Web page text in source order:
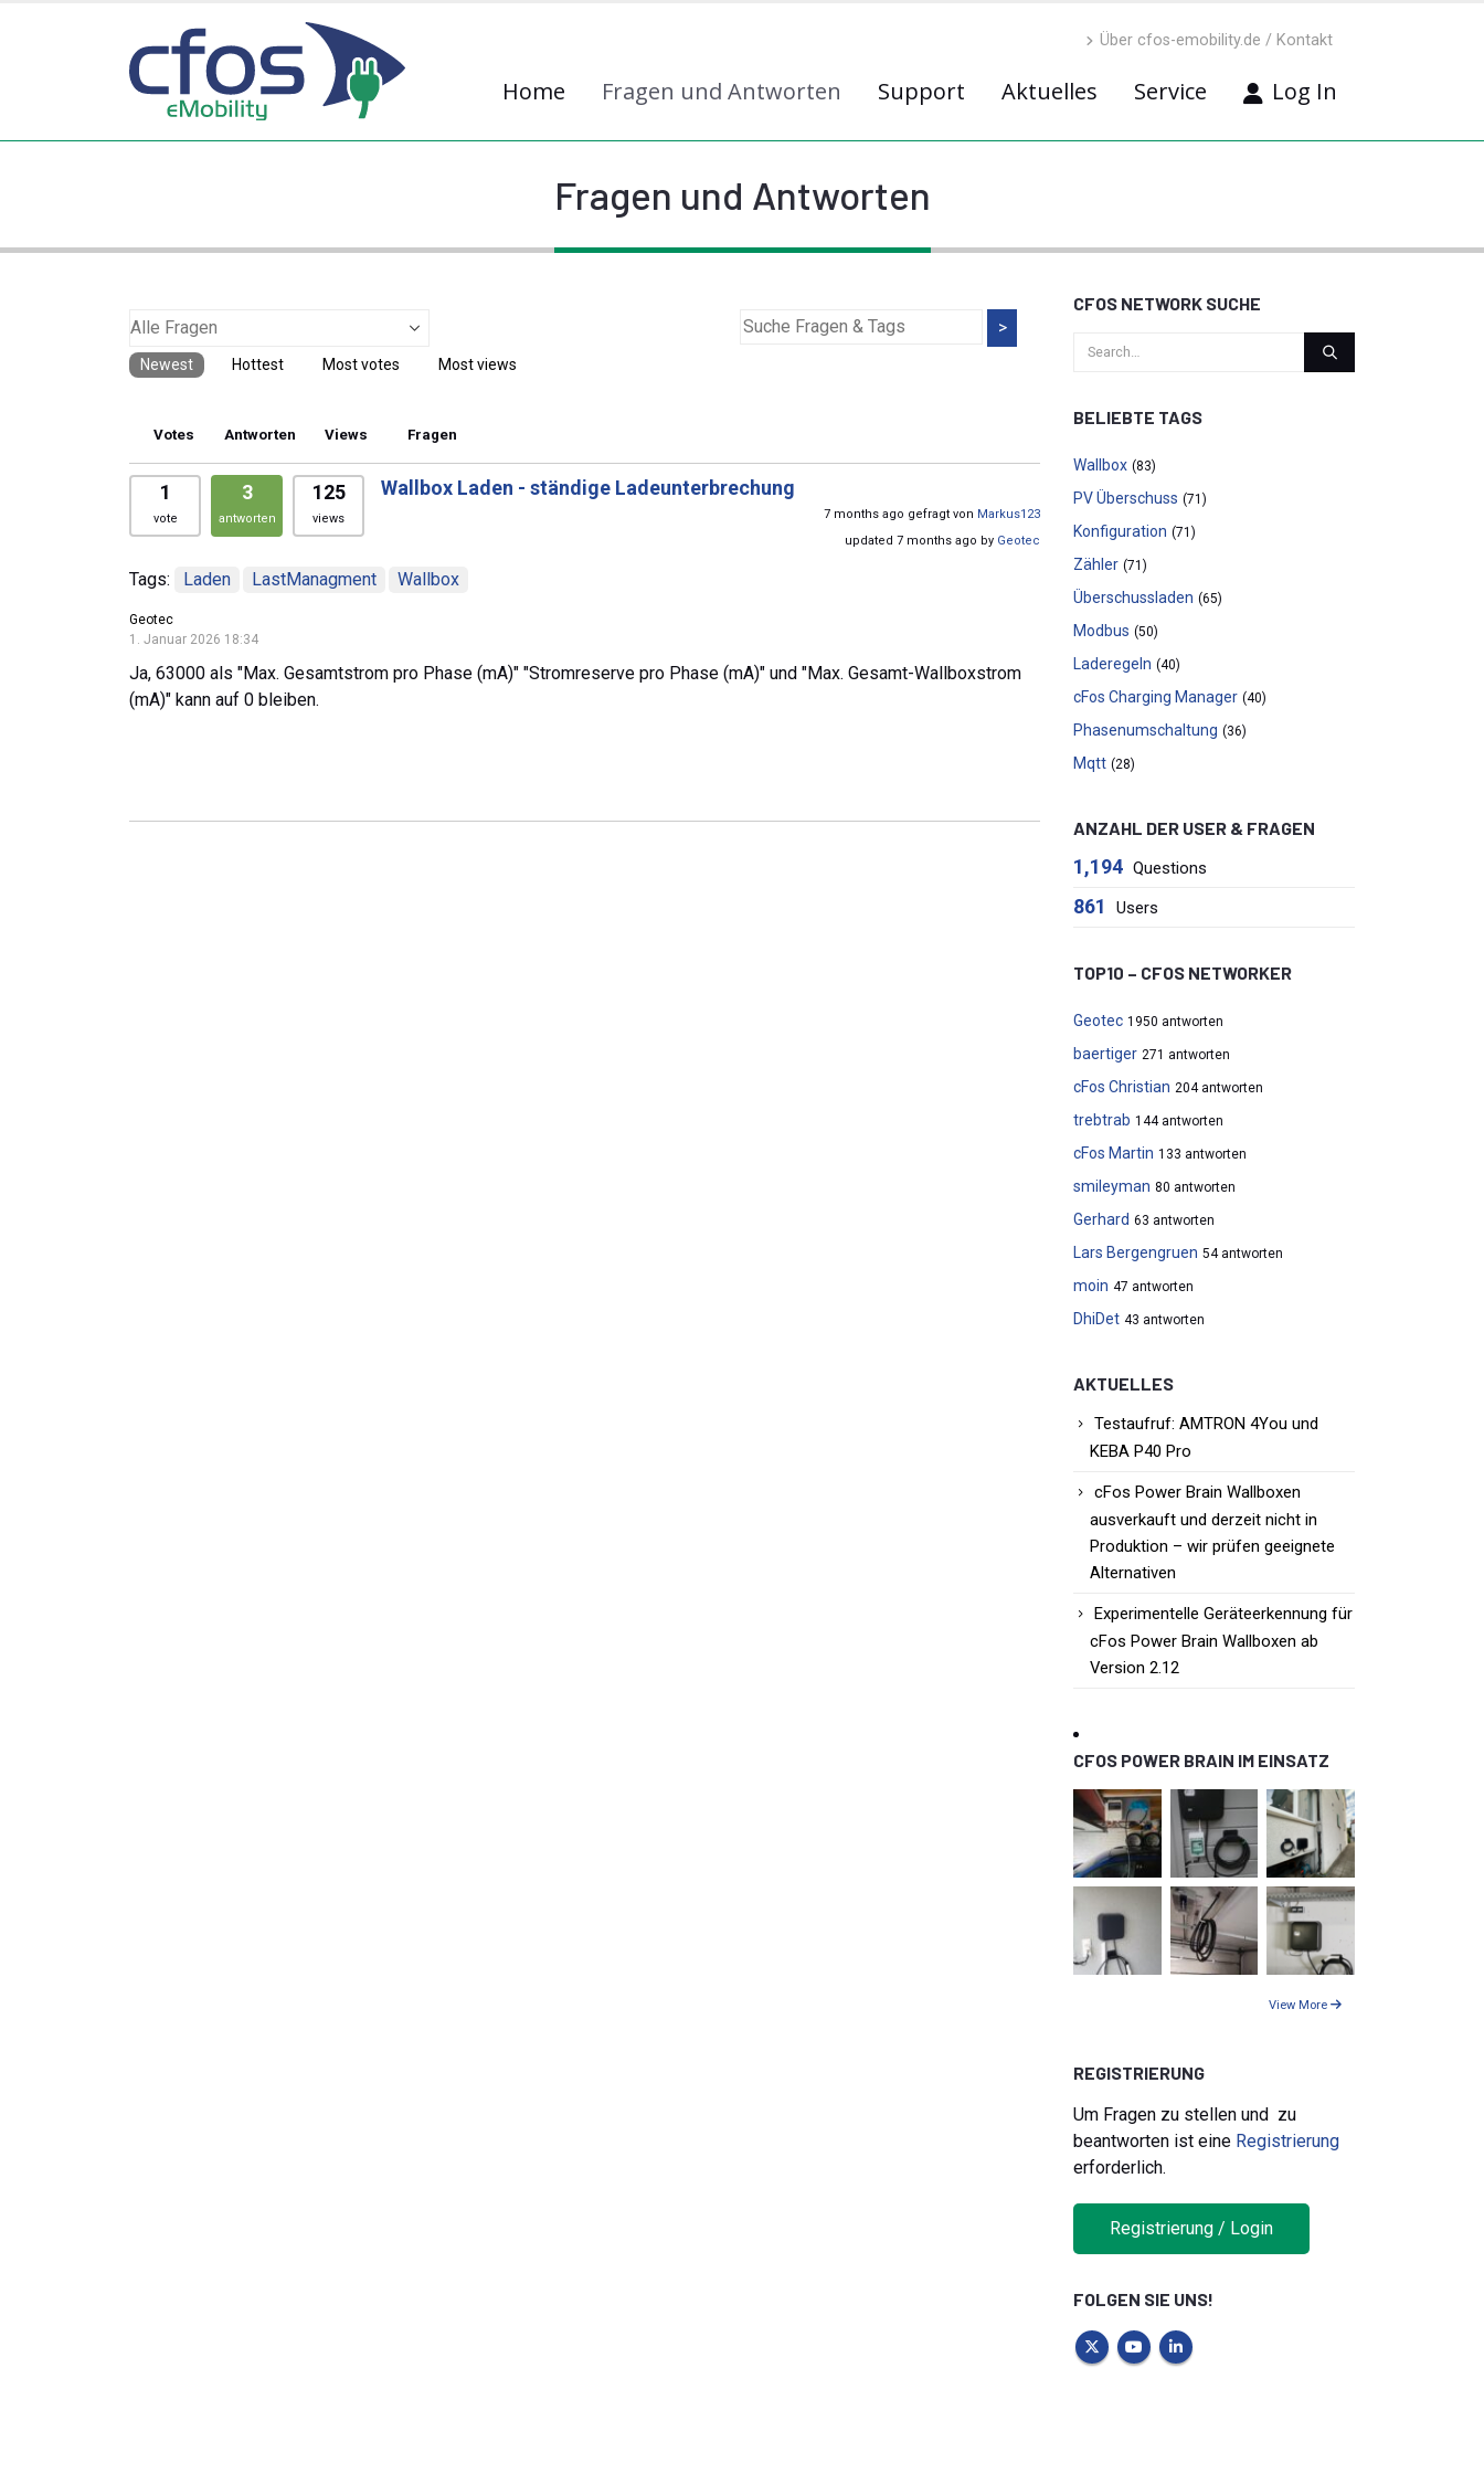
Über cfos-emobility.de / Kontakt
Home Fragen und Antworten Support Aktuelles Service Log In
Fragen und Antworten
>
Newest Hottest Most votes Most views
Votes Antworten Views Fragen
1
vote
3
antworten
125
views
Wallbox Laden - ständige Ladeunterbrechung
7 months ago gefragt von Markus123
updated 7 months ago by Geotec
Tags: Laden LastManagment Wallbox
Geotec
1. Januar 2026 18:34
Ja, 63000 als "Max. Gesamtstrom pro Phase (mA)" "Stromreserve pro Phase (mA)" und "Max. Gesamt-Wallboxstrom
(mA)" kann auf 0 bleiben.
CFOS NETWORK SUCHE
BELIEBTE TAGS
Wallbox (83)
PV Überschuss (71)
Konfiguration (71)
Zähler (71)
Überschussladen (65)
Modbus (50)
Laderegeln (40)
cFos Charging Manager (40)
Phasenumschaltung (36)
Mqtt (28)
ANZAHL DER USER & FRAGEN
1,194 Questions
861 Users
TOP10 – CFOS NETWORKER
Geotec 1950 antworten
baertiger 271 antworten
cFos Christian 204 antworten
trebtrab 144 antworten
cFos Martin 133 antworten
smileyman 80 antworten
Gerhard 63 antworten
Lars Bergengruen 54 antworten
moin 47 antworten
DhiDet 43 antworten
AKTUELLES
Testaufruf: AMTRON 4You und
KEBA P40 Pro
cFos Power Brain Wallboxen
ausverkauft und derzeit nicht in
Produktion – wir prüfen geeignete
Alternativen
Experimentelle Geräteerkennung für
cFos Power Brain Wallboxen ab
Version 2.12
CFOS POWER BRAIN IM EINSATZ
View More
REGISTRIERUNG
Um Fragen zu stellen und zu
beantworten ist eine Registrierung
erforderlich.
Registrierung / Login
FOLGEN SIE UNS!